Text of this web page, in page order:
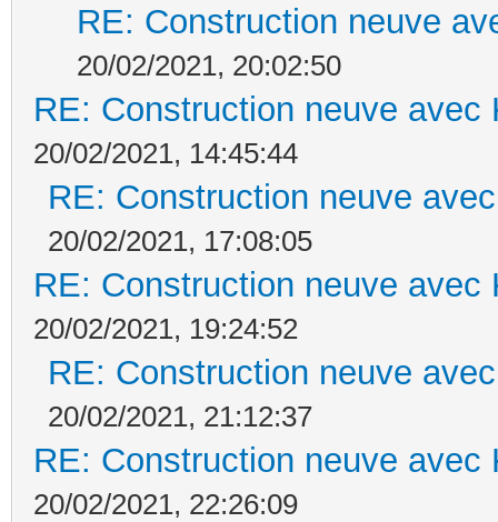
RE: Construction neuve
20/02/2021, 20:02:50
RE: Construction neuve avec
20/02/2021, 14:45:44
RE: Construction neuve
20/02/2021, 17:08:05
RE: Construction neuve avec
20/02/2021, 19:24:52
RE: Construction neuve
20/02/2021, 21:12:37
RE: Construction neuve avec
20/02/2021, 22:26:09